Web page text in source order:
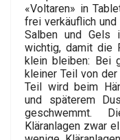
«Voltaren» in
frei verkäuflich
Salben und Gels
wichtig, damit die
klein bleiben: Bei
kleiner Teil von
Teil wird beim
und späterem
geschwemmt.
Kläranlagen zwar